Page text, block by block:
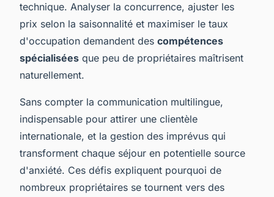
technique. Analyser la concurrence, ajuster les
prix selon la saisonnalité et maximiser le taux
d'occupation demandent des compétences
spécialisées que peu de propriétaires maîtrisent
naturellement.
Sans compter la communication multilingue,
indispensable pour attirer une clientèle
internationale, et la gestion des imprévus qui
transforment chaque séjour en potentielle source
d'anxiété. Ces défis expliquent pourquoi de
nombreux propriétaires se tournent vers des